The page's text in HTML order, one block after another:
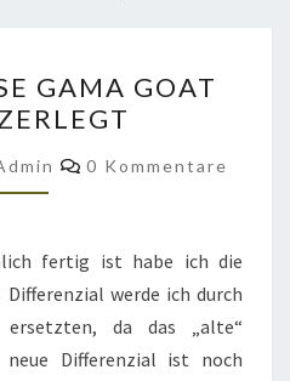
GAMA
GOAT
M561
ZERLEGT
GAMA GOAT
Kommentare
0 Kommentare
fertig ist habe ich die
werde ich durch
ersetzten, da das „alte“
Differenzial ist noch